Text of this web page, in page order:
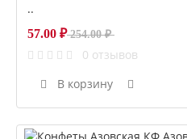
..
254.00 ₽
57.00 ₽
0 отзывов
В корзину